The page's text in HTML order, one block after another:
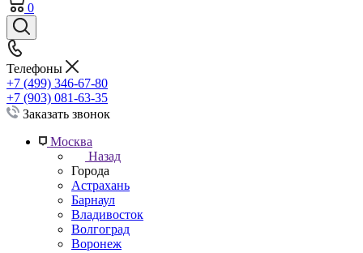
0
Телефоны
+7 (499) 346-67-80
+7 (903) 081-63-35
Заказать звонок
Москва
Назад
Города
Астрахань
Барнаул
Владивосток
Волгоград
Воронеж